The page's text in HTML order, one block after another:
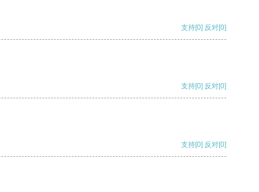
支持[0] 反对[0]
支持[0] 反对[0]
支持[0] 反对[0]